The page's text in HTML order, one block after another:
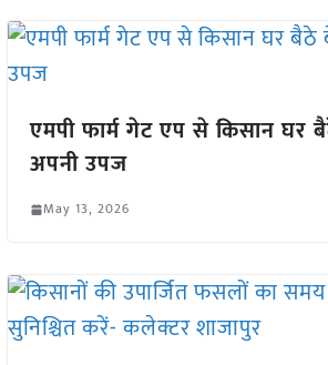
एमपी फार्म गेट एप से किसान
अपनी उपज
May 13, 2026